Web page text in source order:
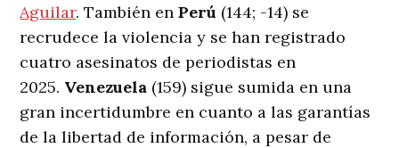
Aguilar. También enPerú (144; -14) se
recrudece la violencia y se han registrado
cuatro asesinatos de periodistas en
2025. Venezuela (159) sigue sumida en una
gran incertidumbre en cuanto a las garantías
de la libertad de información, a pesar de